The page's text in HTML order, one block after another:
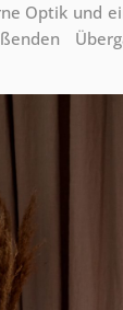
Optik und